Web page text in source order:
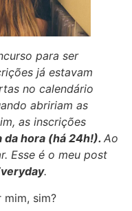
para ser
já estavam
no calendário
abririam as
as inscrições
hora (há 24h!). Ao
Esse é o meu post
.
sim?